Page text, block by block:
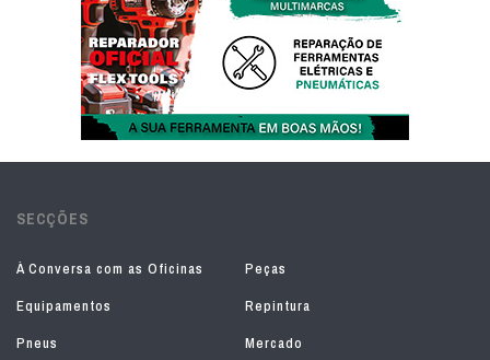
SECÇÕES
À Conversa com as Oficinas
Peças
Equipamentos
Repintura
Pneus
Mercado